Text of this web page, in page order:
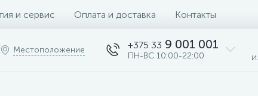
и сервис Оплата и доставка Контакты
Местоположение +375 33 9 001 001
ПН-ВС 10:00-22:00